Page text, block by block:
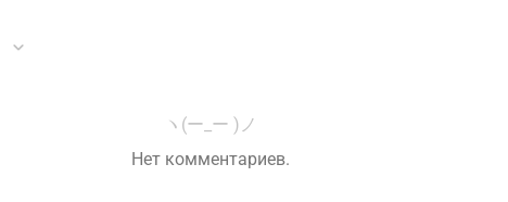
ヽ(ー_ー )ノ
Нет комментариев.